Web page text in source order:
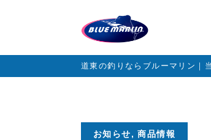
道東の釣りならブルーマリン｜
お知らせ, 商品情報